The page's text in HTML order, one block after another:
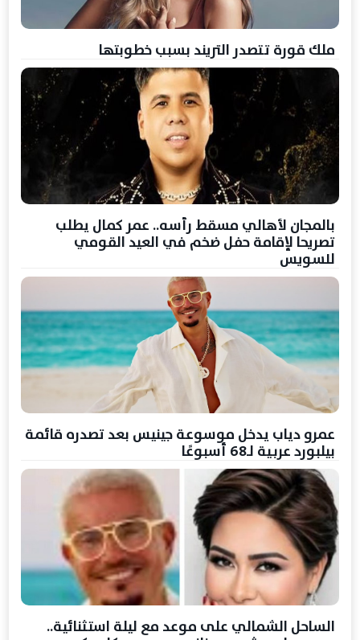
ملك قورة تتصدر التريند بسبب خطوبتها
بالمجان لأهالي مسقط رأسه.. عمر كمال يطلب
تصريحا لإقامة حفل ضخم في العيد القومي
للسويس
عمرو دياب يدخل موسوعة جينيس بعد تصدره قائمة
بيلبورد عربية لـ68 أسبوعًا
الساحل الشمالي على موعد مع ليلة استثنائية..